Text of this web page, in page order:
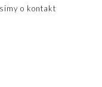
o kontakt